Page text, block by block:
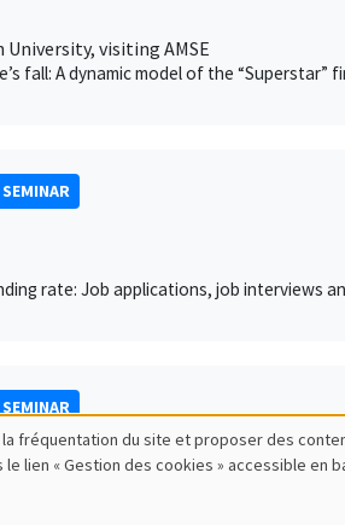
University, visiting AMSE
fall: A dynamic model of the “Superstar”
rate: Job applications, job interviews
du site et proposer des
« Gestion des cookies » accessible en